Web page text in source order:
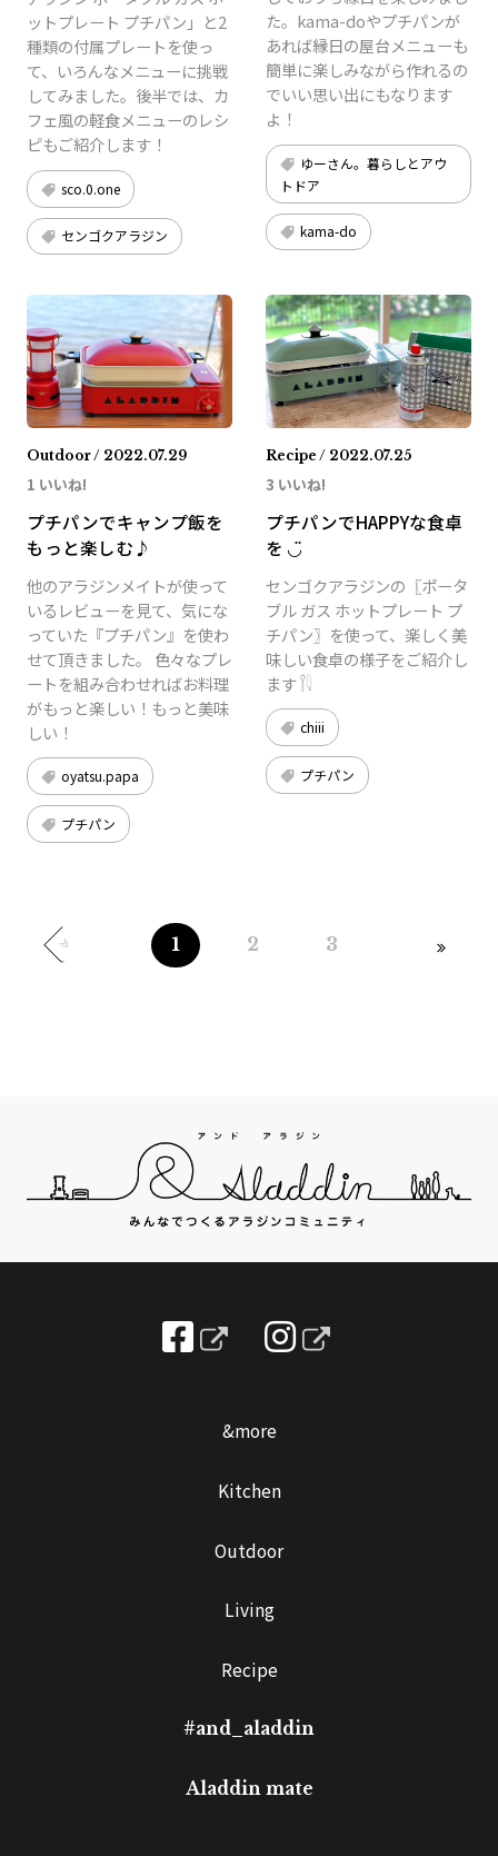
ットプレート プチパン」と2
種類の付属プレートを使っ
て、いろんなメニューに挑戦
してみました。後半では、カ
フェ風の軽食メニューのレシ
ピもご紹介します！
sco.0.one
センゴクアラジン
た。kama-doやプチパンが
あれば縁日の屋台メニューも
簡単に楽しみながら作れるの
でいい思い出にもなります
よ！
ゆーさん。暮らしとアウ
トドア
kama-do
Outdoor / 2022.07.29
1 いいね!
プチパンでキャンプ飯を
もっと楽しむ♪
他のアラジンメイトが使って
いるレビューを見て、気にな
っていた『プチパン』を使わ
せて頂きました。 色々なプレ
ートを組み合わせればお料理
がもっと楽しい！もっと美味
しい！
oyatsu.papa
プチパン
Recipe / 2022.07.25
3 いいね!
プチパンでHAPPYな食卓
を ‪◡̈
センゴクアラジンの〖ポータ
ブル ガス ホットプレート プ
チパン〗を使って、楽しく美
味しい食卓の様子をご紹介し
ます 𓌉𓇋
chiii
プチパン
1 2 3
&more
Kitchen
Outdoor
Living
Recipe
#and_aladdin
Aladdin mate